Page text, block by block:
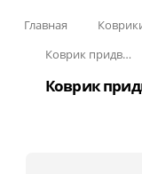
Главная
Коврик придверный Dabar
Коврик